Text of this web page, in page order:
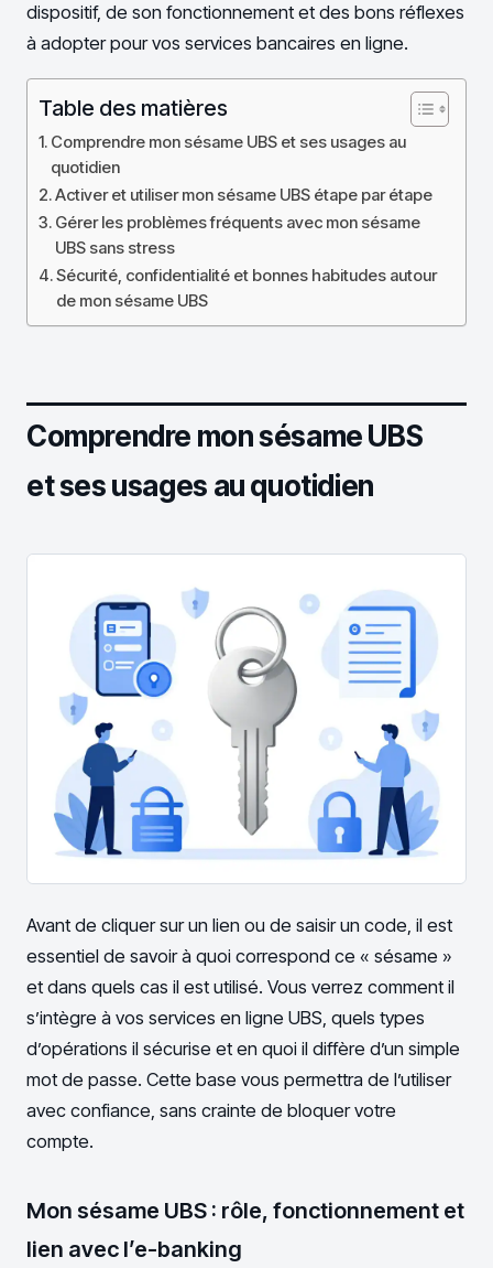
dispositif, de son fonctionnement et des bons réflexes
à adopter pour vos services bancaires en ligne.
Table des matières
Comprendre mon sésame UBS et ses usages au
quotidien
Activer et utiliser mon sésame UBS étape par étape
Gérer les problèmes fréquents avec mon sésame
UBS sans stress
Sécurité, confidentialité et bonnes habitudes autour
de mon sésame UBS
Comprendre mon sésame UBS
et ses usages au quotidien
Avant de cliquer sur un lien ou de saisir un code, il est
essentiel de savoir à quoi correspond ce « sésame »
et dans quels cas il est utilisé. Vous verrez comment il
s’intègre à vos services en ligne UBS, quels types
d’opérations il sécurise et en quoi il diffère d’un simple
mot de passe. Cette base vous permettra de l’utiliser
avec confiance, sans crainte de bloquer votre
compte.
Mon sésame UBS : rôle, fonctionnement et
lien avec l’e-banking